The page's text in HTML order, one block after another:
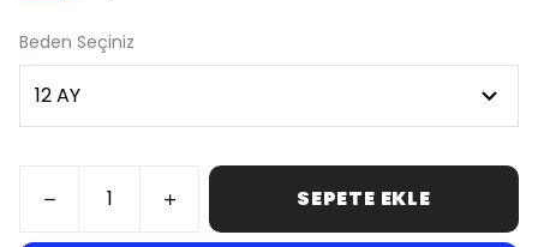
Beden Seçiniz
SEPETE EKLE